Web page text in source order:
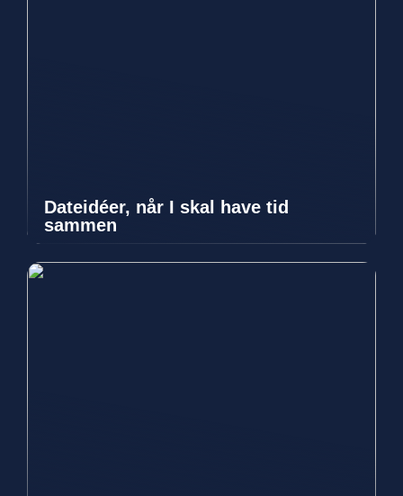
Dateidéer, når I skal have tid
sammen